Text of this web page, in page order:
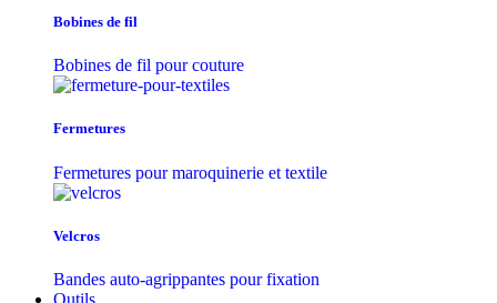
Bobines de fil
Bobines de fil pour couture
Fermetures
Fermetures pour maroquinerie et textile
Velcros
Bandes auto-agrippantes pour fixation
Outils